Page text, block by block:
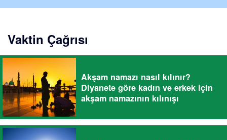
Vaktin Çağrısı
Akşam namazı nasıl kılınır?
Diyanete göre kadın ve erkek için
akşam namazının kılınışı